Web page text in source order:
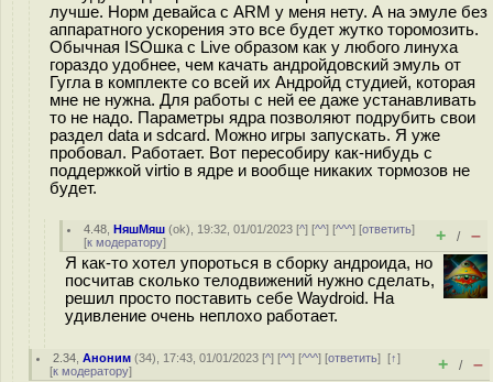
лучше. Норм девайса с ARM у меня нету. А на эмуле без
аппаратного ускорения это все будет жутко торомозить.
Обычная ISOшка с Live образом как у любого линуха
гораздо удобнее, чем качать андройдовский эмуль от
Гугла в комплекте со всей их Андройд студией, которая
мне не нужна. Для работы с ней ее даже устанавливать
то не надо. Параметры ядра позволяют подрубить свои
раздел data и sdcard. Можно игры запускать. Я уже
пробовал. Работает. Вот пересобиру как-нибудь с
поддержкой virtio в ядре и вообще никаких тормозов не
будет.
4.48 ,НяшМяш (ok), 19:32, 01/01/2023 [^] [^^] [^^^] [ответить]
[к модератору] + / –
Я как-то хотел упороться в сборку андроида, но
посчитав сколько телодвижений нужно сделать,
решил просто поставить себе Waydroid. На
удивление очень неплохо работает.
2.34 ,Аноним (34), 17:43, 01/01/2023 [^] [^^] [^^^] [ответить][↑]
[к модератору] + / –